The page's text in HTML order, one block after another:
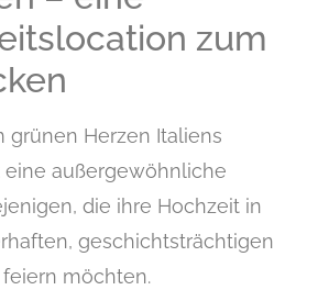
zum
grünen Herzen Italiens
außergewöhnliche
die ihre Hochzeit in
geschichtsträchtigen
möchten.